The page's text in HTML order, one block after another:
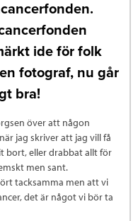
ide för folk
fotograf, nu går
bra!
över att någon
jag skriver att jag vill få
bort, eller drabbat allt för
men sant.
tacksamma men att vi
det är något vi bör ta